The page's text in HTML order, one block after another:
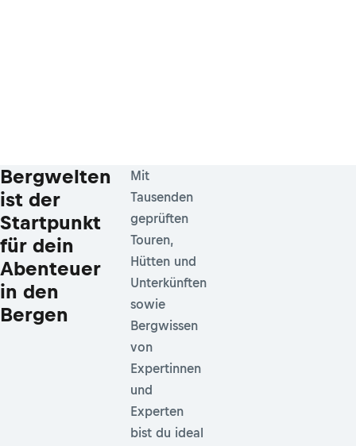
Bergwelten
ist der
Startpunkt
für dein
Abenteuer
in den
Bergen
Mit
Tausenden
geprüften
Touren,
Hütten und
Unterkünften
sowie
Bergwissen
von
Expertinnen
und
Experten
bist du ideal